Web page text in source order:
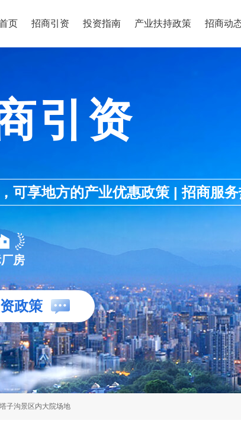
页 招商引资 投资指南 产业扶持政策 招商动
引资
可享地方的产业优惠政策 | 招商服
房
政策
子沟景区内大院场地